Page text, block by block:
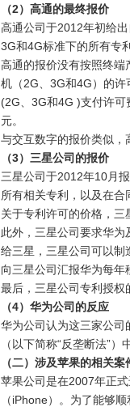
（2）高通的最终报价
高通公司于2012年初给
3G和4G标准下的所有专
高通的报价没有按照终
机（2G、3G和4G）的
(2G、3G和4G )支付许
元。
与交互数字的报价类似
（3）三星公司的报价
三星公司于2012年10月
所有相关专利，以及在
关于专利许可的价格，
此外，三星公司要求华
给三星，三星公司可以
向三星公司汇报华为每
最后，三星公司专利授
（4）华为公司的反应
华为公司认为这三家公
（以下简称“反垄断法”
（二）涉及苹果的相关案
苹果公司是在2007年正
（iPhone）。为了能够